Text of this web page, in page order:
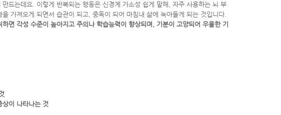
드는데요. 이렇게 반복되는 행동은 신경계 가소성 쉽게 말해, 자주 사용하는 뇌 부
가져오게 되면서 습관이 되고, 중독이 되어 마침내 삶에 녹아들게 되는 것입니다.
면 각성 수준이 높아지고 주의나 학습능력이 향상되며, 기분이 고양되어 우울한 기
이 나타나는 것